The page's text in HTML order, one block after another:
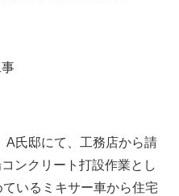
A氏邸にて、工務店から請
ンクリート打設作業とし
いるミキサー車から住宅